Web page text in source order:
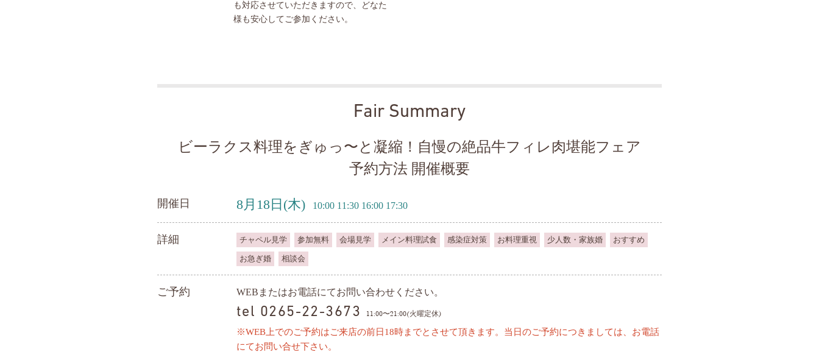
も対応させていただきますので、どなた
様も安心してご参加ください。
Fair Summary
ビーラクス料理をぎゅっ〜と凝縮！自慢の絶品牛フィレ肉堪能フェア
予約方法 開催概要
開催日 8月18日 (木) 10:00 11:30 16:00 17:30
詳細 チャペル見学 参加無料 会場見学 メイン料理試食 感染症対策 お料理重視 少人数・家族婚 おすすめ
お急ぎ婚 相談会
ご予約 WEBまたはお電話にてお問い合わせください。
tel 0265-22-3673 11:00〜21:00(火曜定休)
※WEB上でのご予約はご来店の前日18時までとさせて頂きます。当日のご予約につきましては、お電話
にてお問い合せ下さい。